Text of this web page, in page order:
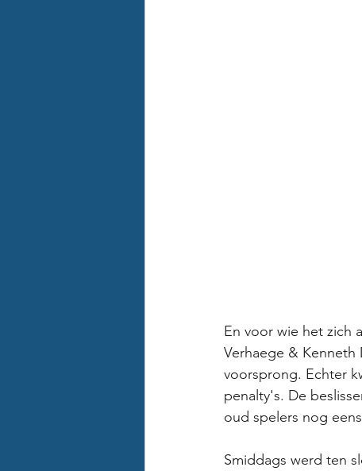
En voor wie het zich
Verhaege &
voorsprong. Echter
penalty's. De
oud spelers nog
Smiddags werd ten